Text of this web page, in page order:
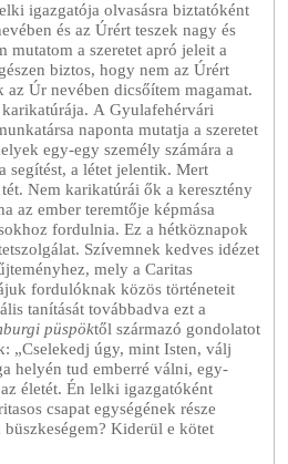
igazgatója olvasásra biztatóként
és az Úrért teszek nagy és
mutatom a szeretet apró jeleit a
biztos, hogy nem az Úrért
az Úr nevében dicsőítem magamat.
A Gyulafehérvári
naponta mutatja a szeretet
egy-egy személy számára a
segítést, a létet jelentik. Mert
Nem karikatúrái ők a keresztény
az ember teremtője képmása
fordulnia. Ez a hétköznapok
Szívemnek kedves idézet
mely a Caritas
fordulóknak közös történeteit
tanítását továbbadva ezt a
püspöktől származó gondolatot
„Cselekedj úgy, mint Isten, válj
helyén tud emberré válni, egy-
életét. Én lelki igazgatóként
csapat egységének része
Kiderül e kötet